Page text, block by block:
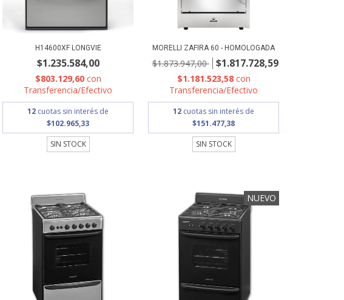
H14600XF LONGVIE
$1.235.584,00
$803.129,60 con
Transferencia/Efectivo
12 cuotas sin interés de
$102.965,33
SIN STOCK
MORELLI ZAFIRA 60 - HOMOLOGADA
$1.873.947,00 $1.817.728,59
$1.181.523,58 con
Transferencia/Efectivo
12 cuotas sin interés de
$151.477,38
SIN STOCK
NUEVO